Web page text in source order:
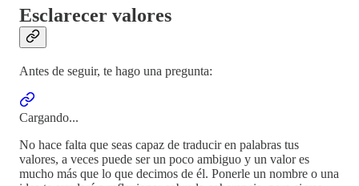
Esclarecer valores
Antes de seguir, te hago una pregunta:
Cargando...
No hace falta que seas capaz de traducir en palabras tus
valores, a veces puede ser un poco ambiguo y un valor es
mucho más que lo que decimos de él. Ponerle un nombre o una